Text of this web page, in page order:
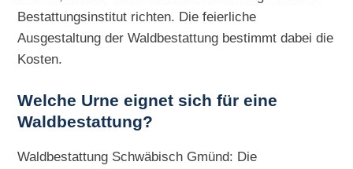
Bestattungsinstitut richten. Die feierliche
Ausgestaltung der Waldbestattung bestimmt dabei die
Kosten.
Welche Urne eignet sich für eine
Waldbestattung?
Waldbestattung Schwäbisch Gmünd: Die